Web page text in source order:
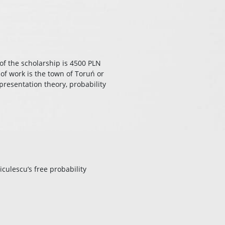
the scholarship is 4500 PLN
work is the town of Toruń or
theory, probability
free probability